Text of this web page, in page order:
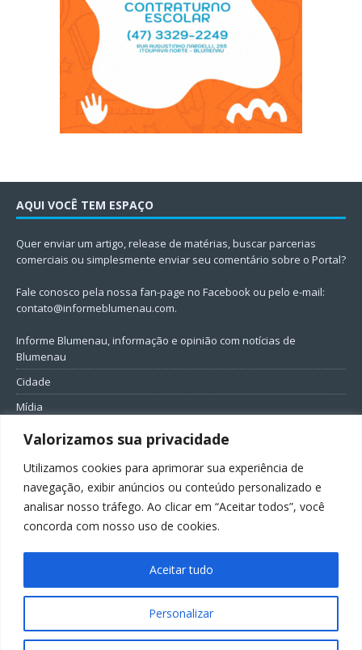
Valorizamos sua privacidade
Utilizamos cookies para aprimorar sua experiência de
navegação, exibir anúncios ou conteúdo personalizado e
analisar nosso tráfego. Ao clicar em “Aceitar todos”, você
concorda com nosso uso de cookies.
Personalizar
Aceitar tudo
AQUI VOCÊ TEM ESPAÇO
Quer enviar um artigo, release de matérias, buscar parcerias
comerciais ou simplesmente enviar seu comentário sobre o Portal?
Fale conosco pela nossa fan-page no Facebook ou pelo e-mail:
contato@informeblumenau.com.
Informe Blumenau, informação e opinião com notícias de
Blumenau
Cidade
Mídia
Entretenimento
Política
FIQUE CONECTADO